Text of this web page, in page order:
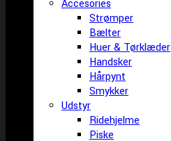
Accesories
Strømper
Bælter
Huer & Tørklæder
Handsker
Hårpynt
Smykker
Udstyr
Ridehjelme
Piske